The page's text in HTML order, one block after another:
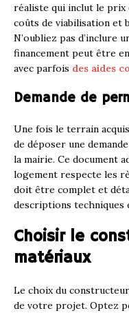
réaliste qui inclut le prix
coûts de viabilisation et
N’oubliez pas d’inclure
financement peut être
avec parfois des aides
Demande de
Une fois le terrain
de déposer une
la mairie. Ce document
logement respecte les
doit être complet et
descriptions
Choisir le
matériaux
Le choix du
de votre projet. Optez